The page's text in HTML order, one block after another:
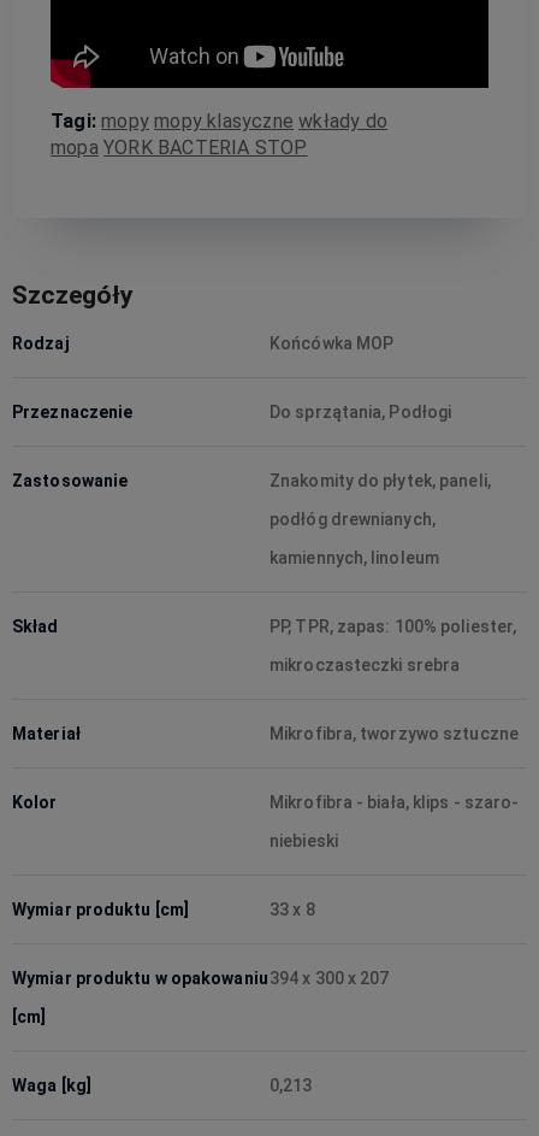
Tagi: mopy mopy klasyczne wkłady do
mopa YORK BACTERIA STOP
Szczegóły
Rodzaj Końcówka MOP
Przeznaczenie Do sprzątania, Podłogi
Zastosowanie
Znakomity do płytek, paneli,
podłóg drewnianych,
kamiennych, linoleum
Skład
PP, TPR, zapas: 100% poliester,
mikroczasteczki srebra
Materiał Mikrofibra, tworzywo sztuczne
Kolor
Mikrofibra - biała, klips - szaro-
niebieski
Wymiar produktu [cm] 33 x 8
Wymiar produktu w opakowaniu
[cm]
394 x 300 x 207
Waga [kg] 0,213